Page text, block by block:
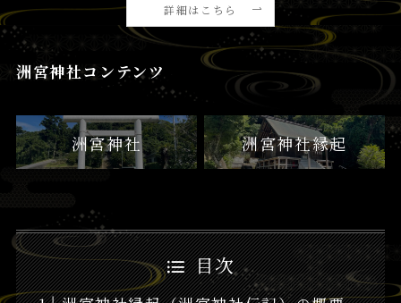
詳細はこちら
洲宮神社コンテンツ
洲宮神社 洲宮神社縁起
目次